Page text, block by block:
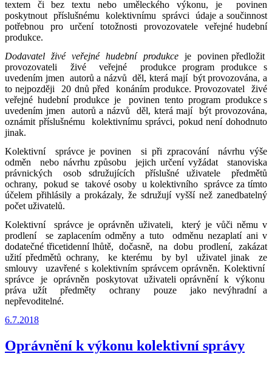
textem či bez textu nebo uměleckého výkonu, je povinen
poskytnout příslušnému kolektivnímu správci údaje a součinnost
potřebnou pro určení totožnosti provozovatele veřejné hudební
produkce.
Dodavatel živé veřejné hudební produkceje povinen předložit
provozovateli živé veřejné produkce program produkce s
uvedením jmen autorů a názvů děl, která mají být provozována, a
to nejpozději 20 dnů před konáním produkce. Provozovatel živé
veřejné hudební produkce je povinen tento program produkce s
uvedením jmen autorů a názvů děl, která mají být provozována,
oznámit příslušnému kolektivnímu správci, pokud není dohodnuto
jinak.
Kolektivní správce je povinen si při zpracování návrhu výše
odměn nebo návrhu způsobu jejich určení vyžádat stanoviska
právnických osob sdružujících příslušné uživatele předmětů
ochrany, pokud se takové osoby u kolektivního správce za tímto
účelem přihlásily a prokázaly, že sdružují vyšší než zanedbatelný
počet uživatelů.
Kolektivní správce je oprávněn uživateli, který je vůči němu v
prodlení se zaplacením odměny a tuto odměnu nezaplatí ani v
dodatečné třicetidenní lhůtě, dočasně, na dobu prodlení, zakázat
užití předmětů ochrany, ke kterému by byl uživatel jinak ze
smlouvy uzavřené s kolektivním správcem oprávněn. Kolektivní
správce je oprávněn poskytovat uživateli oprávnění k výkonu
práva užít předměty ochrany pouze jako nevýhradní a
nepřevoditelné.
Publikováno
6.7.2018
Oprávnění k výkonu kolektivní správy